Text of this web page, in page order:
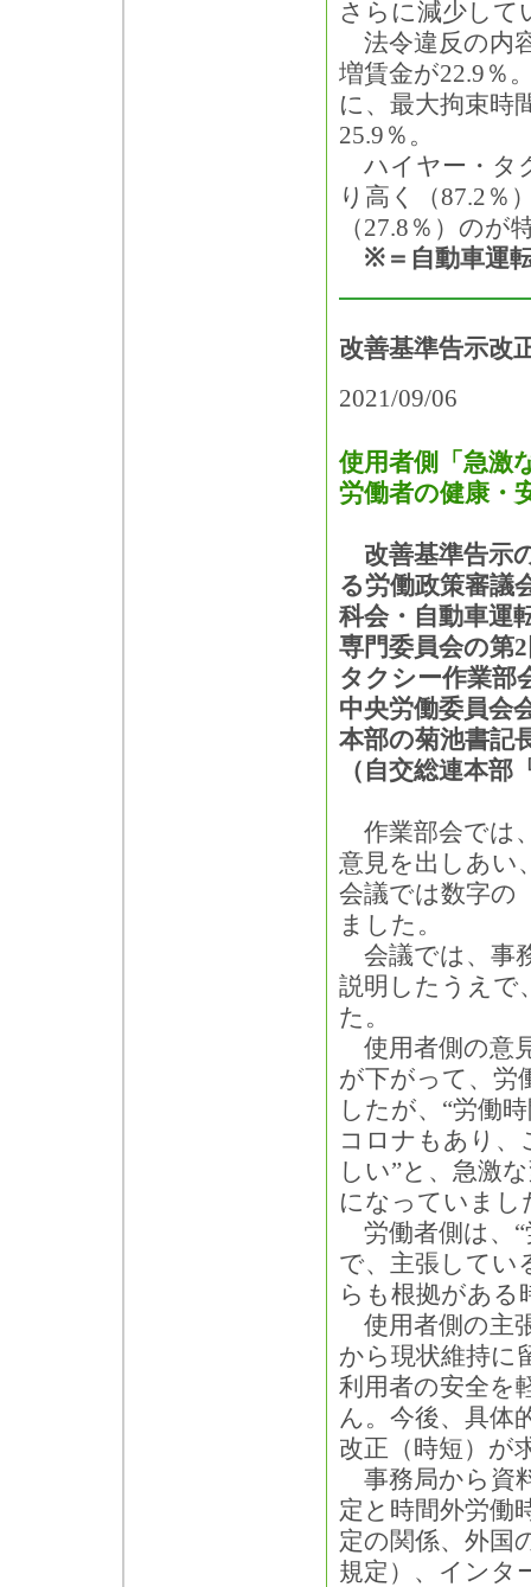
さらに減少して
法令違反の内
増賃金が22.9％
に、最大拘束時
25.9％。
ハイヤー・タ
り高く（87.2％
（27.8％）のが
※＝自動車運
改善基準告示
2021/09/06
使用者側「急激
労働者の健康・
改善基準告示
る労働政策審議
科会・自動車運
専門委員会の第
タクシー作業部
中央労働委員会
本部の菊池書記
（自交総連本部
作業部会では
意見を出しあい
会議では数字の
ました。
会議では、事
説明したうえで
た。
使用者側の意
が下がって、労
したが、“労働
コロナもあり、
しい”と、急激
になっていまし
労働者側は、“
で、主張してい
らも根拠がある
使用者側の主
から現状維持に
利用者の安全を
ん。今後、具体
改正（時短）が
事務局から資
定と時間外労働
定の関係、外国
規定）、インタ